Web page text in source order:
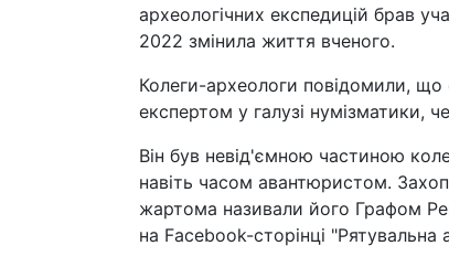
археологічних експедицій брав
2022 змінила життя вченого.
Колеги-археологи повідомили, що
експертом у галузі нумізматики,
Він був невід'ємною частиною
навіть часом авантюристом.
жартома називали його Графом
на Facebook-сторінці "Рятувальна